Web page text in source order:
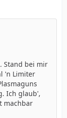
Stand bei mir
'n Limiter
Ich glaub',
machbar